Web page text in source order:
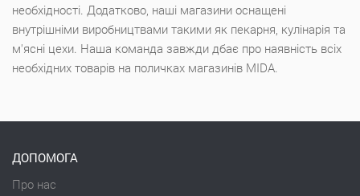
необхідності. Додатково, наші магазини оснащені
внутрішніми виробництвами такими як пекарня, кулінарія та
м'ясні цехи. Наша команда завжди дбає про наявність всіх
необхідних товарів на поличках магазинів MIDA.
ДОПОМОГА
Про нас